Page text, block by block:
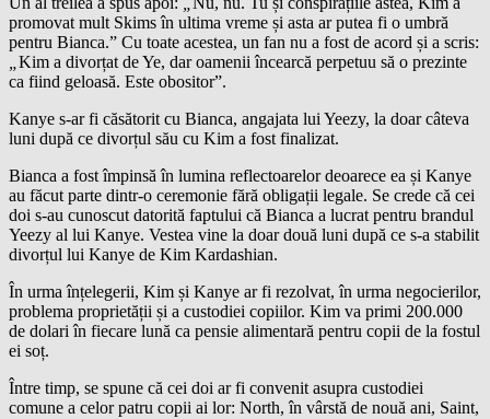
promovat mult Skims în ultima vreme și asta ar putea fi o umbră
pentru Bianca.” Cu toate acestea, un fan nu a fost de acord și a scris:
Kim a divorțat de Ye, dar oamenii încearcă perpetuu să o prezinte
ca fiind geloasă. Este obositor”.
Kanye s-ar fi căsătorit cu Bianca, angajata lui Yeezy, la doar câteva
luni după ce divorțul său cu Kim a fost finalizat.
Bianca a fost împinsă în lumina reflectoarelor deoarece ea și Kanye
au făcut parte dintr-o ceremonie fără obligații legale. Se crede că cei
doi s-au cunoscut datorită faptului că Bianca a lucrat pentru brandul
Yeezy al lui Kanye. Vestea vine la doar două luni după ce s-a stabilit
divorțul lui Kanye de Kim Kardashian.
În urma înțelegerii, Kim și Kanye ar fi rezolvat, în urma negocierilor,
problema proprietății și a custodiei copiilor. Kim va primi 200.000
de dolari în fiecare lună ca pensie alimentară pentru copii de la fostul
ei soț.
Între timp, se spune că cei doi ar fi convenit asupra custodiei
comune a celor patru copii ai lor: North, în vârstă de nouă ani, Saint,